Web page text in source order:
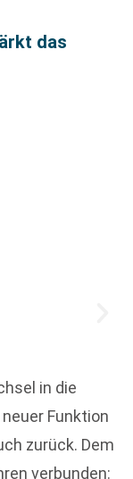
das
in die
Funktion
zurück. Dem
verbunden: